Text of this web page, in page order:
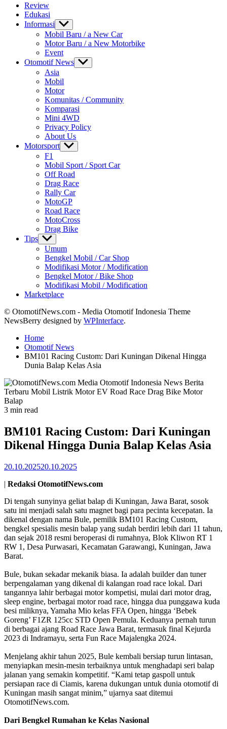
Review
Edukasi
Informasi Show
sub
menu
Mobil Baru / a New Car
Motor Baru / a New Motorbike
Event
Otomotif News Show
sub
Asia
Mobil
Motor
Komunitas / Community
Komparasi
Mini 4WD
Privacy Policy
About Us
Motorsport Show
sub
menu
F1
Mobil Sport / Sport Car
Off Road
Drag Race
Rally Car
MotoGP
Road Race
MotoCross
Drag Bike
Tips Show
sub
menu
Umum
Bengkel Mobil / Car Shop
Modifikasi Motor / Modification
Bengkel Motor / Bike Shop
Modifikasi Mobil / Modification
Marketplace
© OtomotifNews.com - Media Otomotif Indonesia Theme
NewsBerry designed by WPInterface.
Home
Otomotif News
BM101 Racing Custom: Dari Kuningan Dikenal Hingga
Dunia Balap Kelas Asia
Estimated
time
3 min read
BM101 Racing Custom: Dari Kuningan
Dikenal Hingga Dunia Balap Kelas Asia
20.10.202520.10.2025
| Redaksi OtomotifNews.com
Di tengah sunyinya geliat balap di Kuningan, Jawa Barat, sosok
satu ini menjadi salah satu magnet bagi para pecinta kecepatan. Ia
dikenal dengan nama Bule, pemilik BM101 Racing Custom,
bengkel spesialis mesin balap yang sudah berdiri lebih dari 11 tahun,
dan sejak 2018 resmi beroperasi di rumahnya, Blok Kliwon RT 1
RW 1, Desa Purwasari, Kecamatan Garawangi, Kuningan, Jawa
Barat.
Bule, bukan sekadar mekanik biasa. Ia adalah builder dan tuner
berpengalaman yang dikenal di kalangan road race lokal. Dari
tangannya lahir berbagai motor kompetisi, mulai dari motor drag,
sleep engine, berbagai motor road race, hingga dua punggawa kuda
besi miliknya, Yamaha Mio kelas FFA Open, hingga ‘Bebek
Goreng’ F1ZR 125cc STD Open Pemula. Keduanya pernah turun
di berbagai ajang Road Race Jawa Barat, termasuk final Kejurda
2023 di Indramayu, serta Fun Race Majalengka 2024.
Menjelang akhir tahun 2025, Bule kembali bersiap turun lintasan,
menyiapkan mesin-mesin terbaiknya untuk menghadapi seri balap
jalanan yang semakin kompetitif. “Kami tetap gaspoll untuk
persiapan race di Ciamis, karena dukungan untuk dunia otomotif di
Kuningan masih sangat minim,” ujarnya saat ditemui
OtomotifNews.com.
Dari Bengkel Rumahan ke Kelas Nasional